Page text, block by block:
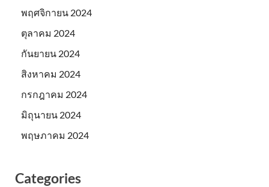
พฤศจิกายน 2024
ตุลาคม 2024
กันยายน 2024
สิงหาคม 2024
กรกฎาคม 2024
มิถุนายน 2024
พฤษภาคม 2024
Categories